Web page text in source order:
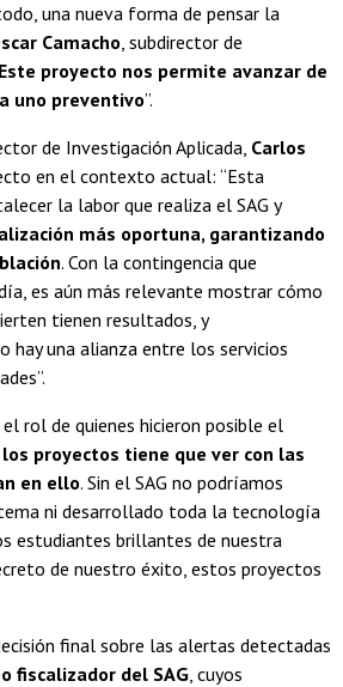
una nueva forma de pensar la
Camacho, subdirector de
Este proyecto nos permite avanzar de
uno preventivo”.
de Investigación Aplicada, Carlos
en el contexto actual: “Esta
la labor que realiza el SAG y
más oportuna, garantizando
. Con la contingencia que
es aún más relevante mostrar cómo
tienen resultados, y
hay una alianza entre los servicios
rol de quienes hicieron posible el
proyectos tiene que ver con las
en ello. Sin el SAG no podríamos
ni desarrollado toda la tecnología
estudiantes brillantes de nuestra
de nuestro éxito, estos proyectos
final sobre las alertas detectadas
fiscalizador del SAG, cuyos